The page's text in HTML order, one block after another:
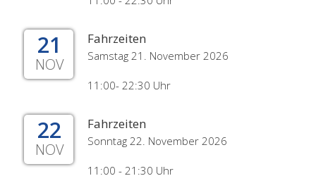
21
NOV
Fahrzeiten
Samstag 21. November 2026
11:00- 22:30 Uhr
22
NOV
Fahrzeiten
Sonntag 22. November 2026
11:00 - 21:30 Uhr